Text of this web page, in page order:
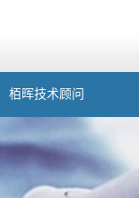
栢晖技术顾问